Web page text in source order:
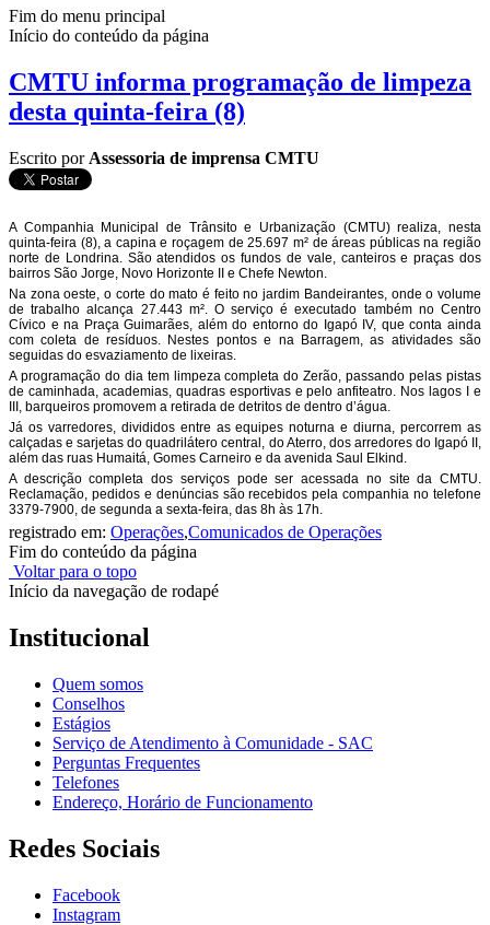
Fim do menu principal
Início do conteúdo da página
CMTU informa programação de limpeza
desta quinta-feira (8)
Escrito por Assessoria de imprensa CMTU
A Companhia Municipal de Trânsito e Urbanização (CMTU) realiza, nesta
quinta-feira (8), a capina e roçagem de 25.697 m² de áreas públicas na região
norte de Londrina. São atendidos os fundos de vale, canteiros e praças dos
bairros São Jorge, Novo Horizonte II e Chefe Newton.
Na zona oeste, o corte do mato é feito no jardim Bandeirantes, onde o volume
de trabalho alcança 27.443 m². O serviço é executado também no Centro
Cívico e na Praça Guimarães, além do entorno do Igapó IV, que conta ainda
com coleta de resíduos. Nestes pontos e na Barragem, as atividades são
seguidas do esvaziamento de lixeiras.
A programação do dia tem limpeza completa do Zerão, passando pelas pistas
de caminhada, academias, quadras esportivas e pelo anfiteatro. Nos lagos I e
III, barqueiros promovem a retirada de detritos de dentro d’água.
Já os varredores, divididos entre as equipes noturna e diurna, percorrem as
calçadas e sarjetas do quadrilátero central, do Aterro, dos arredores do Igapó II,
além das ruas Humaitá, Gomes Carneiro e da avenida Saul Elkind.
A descrição completa dos serviços pode ser acessada no site da CMTU.
Reclamação, pedidos e denúncias são recebidos pela companhia no telefone
3379-7900, de segunda a sexta-feira, das 8h às 17h.
registrado em: Operações,Comunicados de Operações
Fim do conteúdo da página
Voltar para o topo
Início da navegação de rodapé
Institucional
Quem somos
Conselhos
Estágios
Serviço de Atendimento à Comunidade - SAC
Perguntas Frequentes
Telefones
Endereço, Horário de Funcionamento
Redes Sociais
Facebook
Instagram